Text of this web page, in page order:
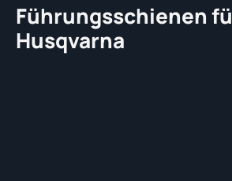
Führungsschienen
Husqvarna